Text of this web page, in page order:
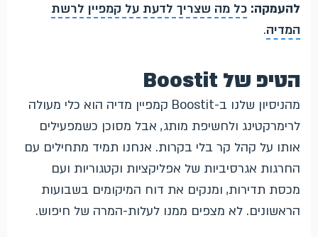
להעמקה: כל מה שצריך לדעת על קמפיין לרשת
המדיה.
הטיפ של Boostit
מהניסיון שלנו ב-Boostit קמפיין מדיה הוא כלי מעולה
לרימרקטינג ולחשיפת מותג, אבל מסוכן כשמפעילים
אותו על קהל קר בלי בקרות. אנחנו תמיד מתחילים עם
החרגות אגרסיביות של אפליקציות וקטגוריות ועם
מכסת תדירות, ומנקים את דוח המיקומים בשבועות
הראשונים. לא מצפים ממנו לעלות-המרה של חיפוש.